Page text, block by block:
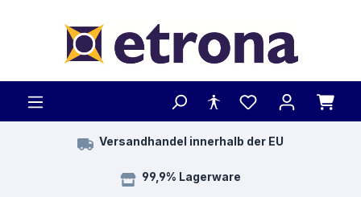
Versandhandel innerhalb der EU
99,9% Lagerware